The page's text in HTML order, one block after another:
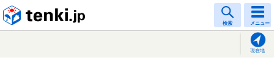
検索 メニュー
現在地